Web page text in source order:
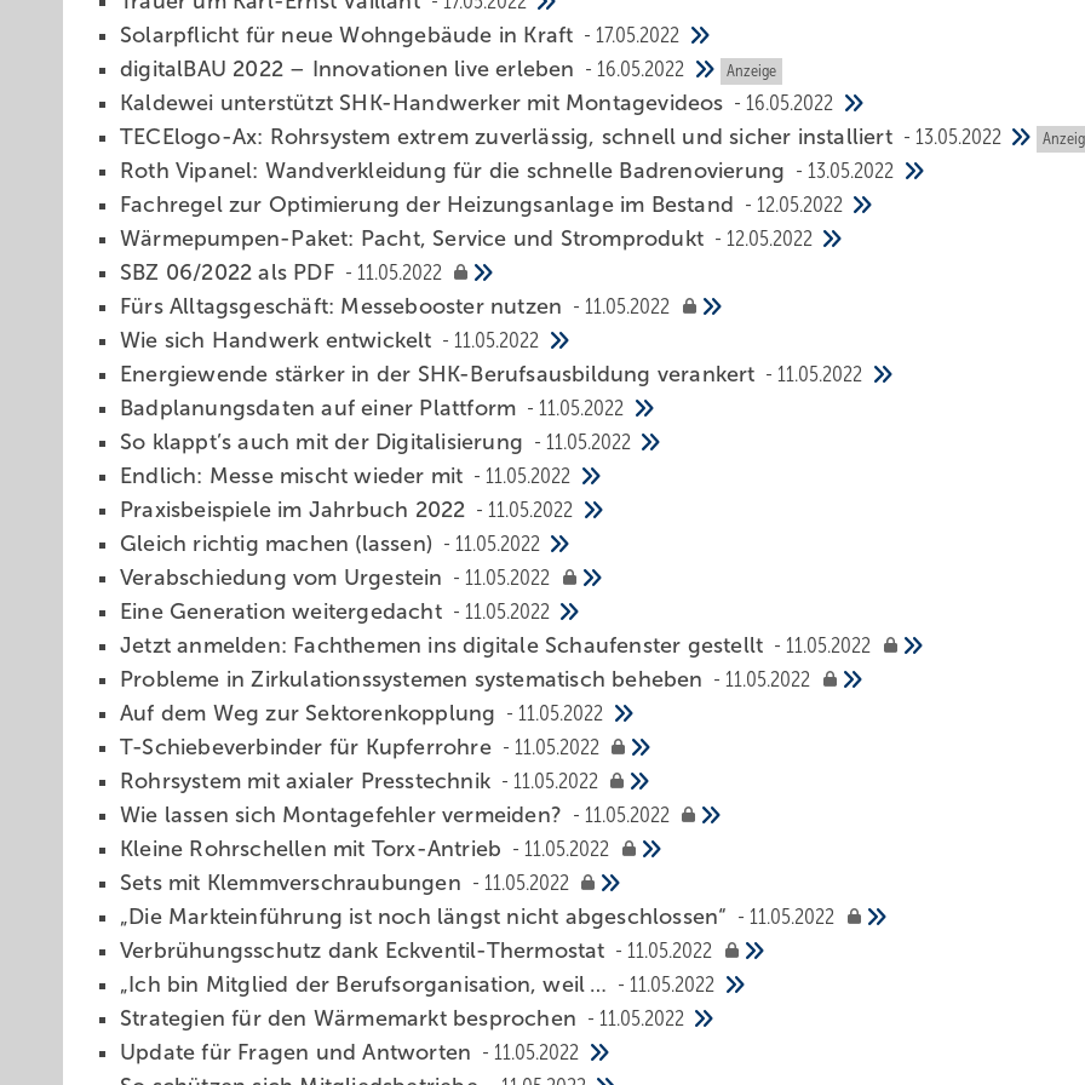
Solarpflicht für neue Wohngebäude in Kraft
17.05.2022
digitalBAU 2022 – Innovationen live erleben
16.05.2022 Anzeige
Kaldewei unterstützt SHK-Handwerker mit Montagevideos
16.05.2022
TECElogo-Ax: Rohrsystem extrem zuverlässig, schnell und sicher installiert
13.05.2022
Roth Vipanel: Wandverkleidung für die schnelle Badrenovierung
13.05.2022
Fachregel zur Optimierung der Heizungsanlage im Bestand
12.05.2022
Wärmepumpen-Paket: Pacht, Service und Stromprodukt
12.05.2022
SBZ 06/2022 als PDF
11.05.2022
Fürs Alltagsgeschäft: Messebooster nutzen
11.05.2022
Wie sich Handwerk entwickelt
11.05.2022
Energiewende stärker in der SHK-Berufsausbildung verankert
11.05.2022
Badplanungsdaten auf einer Plattform
11.05.2022
So klappt’s auch mit der Digitalisierung
11.05.2022
Endlich: Messe mischt wieder mit
11.05.2022
Praxisbeispiele im Jahrbuch 2022
11.05.2022
Gleich richtig machen (lassen)
11.05.2022
Verabschiedung vom Urgestein
11.05.2022
Eine Generation w eitergedacht
11.05.2022
Jetzt anmelden: Fachthemen ins digitale Schaufenster gestellt
11.05.2022
Problem e in Zirkulationssystemen systematisch beheben
11.05.2022
Auf dem Weg zur Sektorenkopplung
11.05.2022
T-Schiebeverbinder für Kupferrohre
11.05.2022
Rohrsystem mit axialer Presstechnik
11.05.2022
Wie lassen sich Montagefehler vermeiden?
11.05.2022
Kleine Rohrschellen mit Torx-Antrieb
11.05.2022
Sets mit Klemmverschraubungen
11.05.2022
„Die Markteinführung ist noch längst nicht abgeschlossen“
11.05.2022
Verbrühungsschutz dank Eckventil-Thermostat
11.05.2022
„Ich bin Mitglied der Berufsorganisation, weil …
11.05.2022
Strategien für den Wärmemarkt besprochen
11.05.2022
Update für Fragen und Antworten
11.05.2022